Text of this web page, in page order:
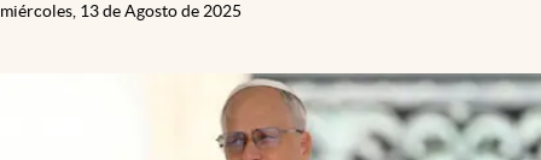
miércoles, 13 de Agosto de 2025